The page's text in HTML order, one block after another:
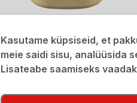
€12,80
Kasutame küpsiseid, et
meie saidi sisu, analüüsida
Lisateabe saamiseks